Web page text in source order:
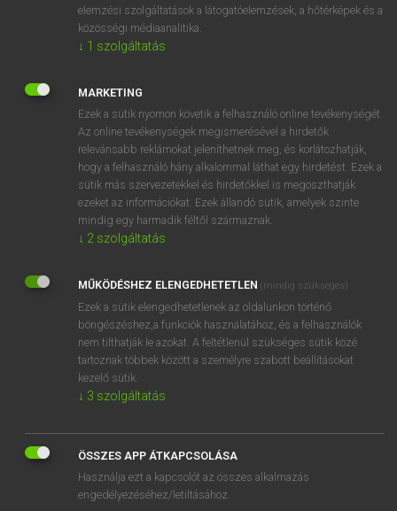
Erre a keresésre, sajnos, nincs találat.
SZOTAR.NET APPLIKÁCIÓ
MICROSOFT OFFICE BŐVÍTMÉNY
BEÉPÜLŐ SZÓTÁRMODUL
ONLINE NYELVVIZSGA
TANULÓKNAK
OKTATÁSI INTÉZMÉNYEKNEK
VÁLLALATI MEGOLDÁSOK
SÜTI BEÁLLÍTÁSOK
IRATKOZZ FEL HÍRLEVELÜNKRE!
elemzési szolgáltatások a látogatóelemzések, a hőtérképek és a
közösségi médiaanalitika.
↓ 1 szolgáltatás
MARKETING
Ezek a sütik nyomon követik a felhasználó online tevékenységét.
Az online tevékenységek megismerésével a hirdetők
relevánsabb reklámokat jeleníthetnek meg, és korlátozhatják,
hogy a felhasználó hány alkalommal láthat egy hirdetést. Ezek a
sütik más szervezetekkel és hirdetőkkel is megoszthatják
ezeket az információkat. Ezek állandó sütik, amelyek szinte
mindig egy harmadik féltől származnak.
↓ 2 szolgáltatás
MŰKÖDÉSHEZ ELENGEDHETETLEN (mindig szükséges)
Ezek a sütik elengedhetetlenek az oldalunkon történő
böngészéshez,a funkciók használatához, és a felhasználók
nem tilthatják le azokat. A feltétlenül szükséges sütik közé
tartoznak többek között a személyre szabott beállításokat
kezelő sütik.
↓ 3 szolgáltatás
ÖSSZES APP ÁTKAPCSOLÁSA
Használja ezt a kapcsolót az összes alkalmazás
engedélyezéséhez/letiltásához.